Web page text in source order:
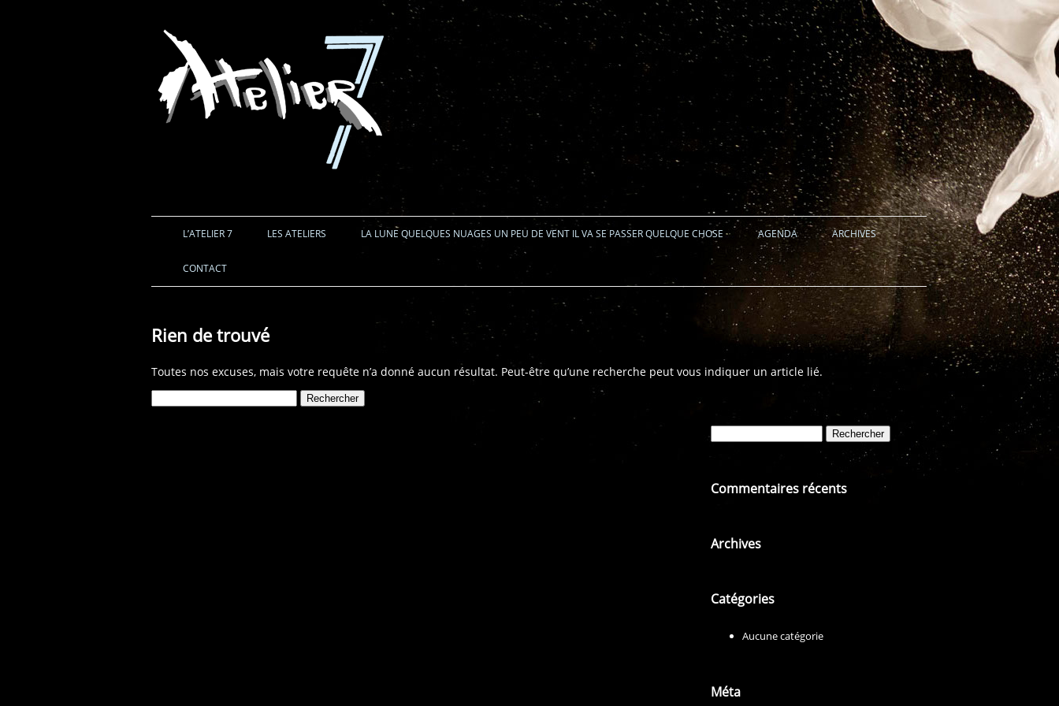
Aller au contenu
L’ATELIER 7 LES ATELIERS LA LUNE QUELQUES NUAGES UN PEU DE VENT IL VA SE PASSER QUELQUE CHOSE AGENDA ARCHIVES
CONTACT
Rien de trouvé
Toutes nos excuses, mais votre requête n’a donné aucun résultat. Peut-être qu’une recherche peut vous indiquer un article lié.
Commentaires récents
Archives
Catégories
Aucune catégorie
Méta